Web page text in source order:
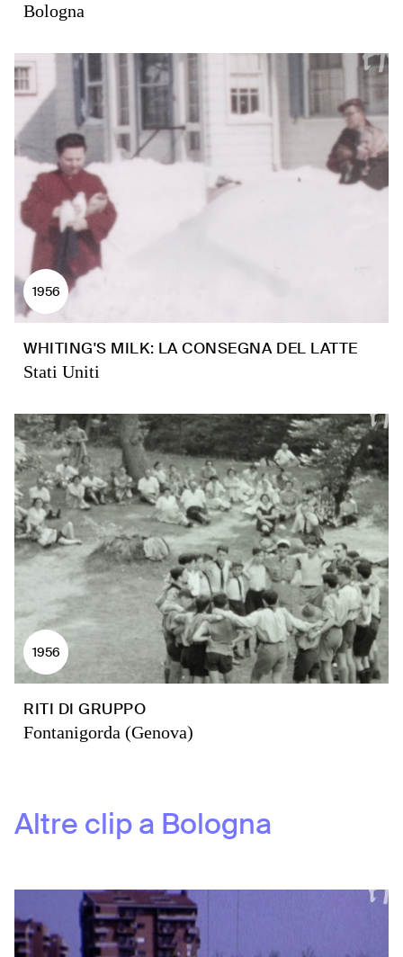
Bologna
1956
WHITING'S MILK: LA CONSEGNA DEL LATTE
Stati Uniti
1956
RITI DI GRUPPO
Fontanigorda (Genova)
Altre clip a Bologna